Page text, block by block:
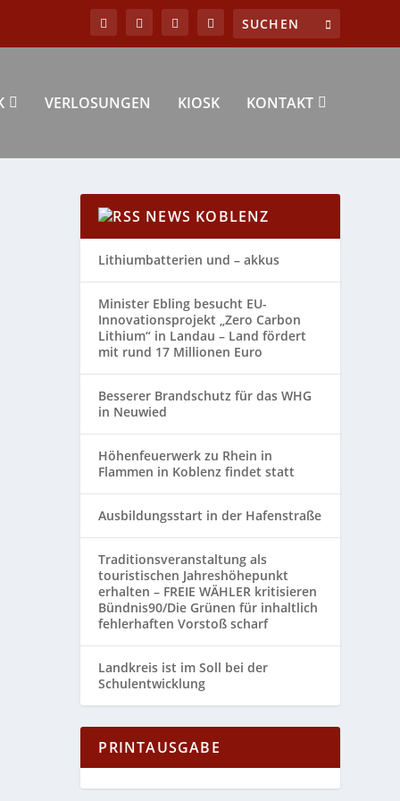
VERLOSUNGEN KIOSK KONTAKT
NEWS KOBLENZ
Lithiumbatterien und – akkus
Minister Ebling besucht EU-
Innovationsprojekt „Zero Carbon
Lithium“ in Landau – Land fördert
mit rund 17 Millionen Euro
Besserer Brandschutz für das WHG
in Neuwied
Höhenfeuerwerk zu Rhein in
Flammen in Koblenz findet statt
Ausbildungsstart in der Hafenstraße
Traditionsveranstaltung als
touristischen Jahreshöhepunkt
erhalten – FREIE WÄHLER kritisieren
Bündnis90/Die Grünen für inhaltlich
fehlerhaften Vorstoß scharf
Landkreis ist im Soll bei der
Schulentwicklung
PRINTAUSGABE